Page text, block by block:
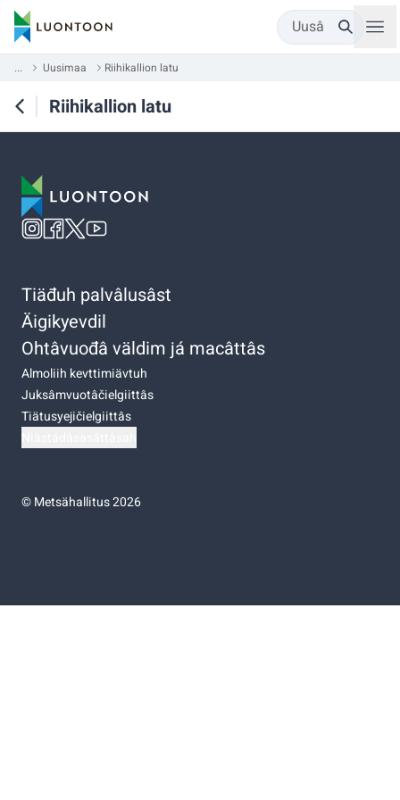
Uusâ
... Uusimaa Riihikallion latu
Riihikallion latu
Tiäđuh palvâlusâst
Äigikyevdil
Ohtâvuođâ väldim já macâttâs
Almoliih kevttimiävtuh
Juksâmvuotâčielgiittâs
Tiätusyejičielgiittâs
©Metsähallitus 2026